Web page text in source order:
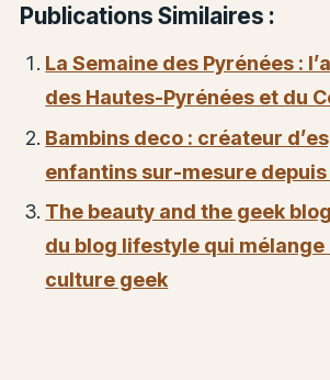
Publications Similaires :
La Semaine des Pyrénées :
des Hautes-Pyrénées et du
Bambins deco : créateur
enfantins sur-mesure
The beauty and the geek
du blog lifestyle qui mélange
culture geek